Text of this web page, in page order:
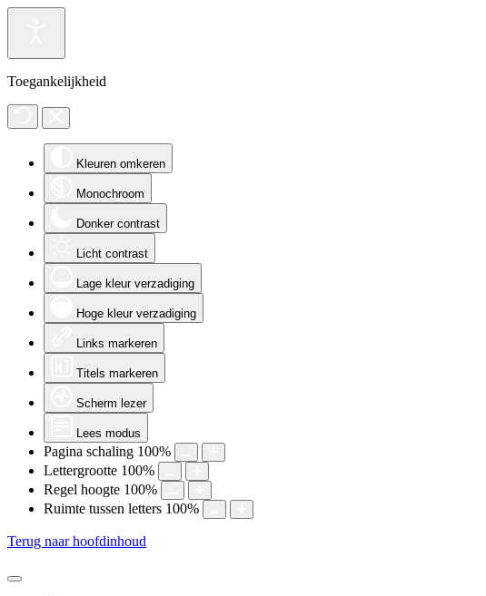
Toegankelijkheid
Kleuren omkeren
Monochroom
Donker contrast
Licht contrast
Lage kleur verzadiging
Hoge kleur verzadiging
Links markeren
Titels markeren
Scherm lezer
Lees modus
Pagina schaling 100%
Lettergrootte 100%
Regel hoogte 100%
Ruimte tussen letters 100%
Terug naar hoofdinhoud